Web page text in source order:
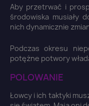
Aby przetrwać i
środowiska musiały
nich dynamicznie
Podczas okresu
potężne potwory
POLOWANIE
Łowcy i ich taktyki
Zaloguj się
wish list.